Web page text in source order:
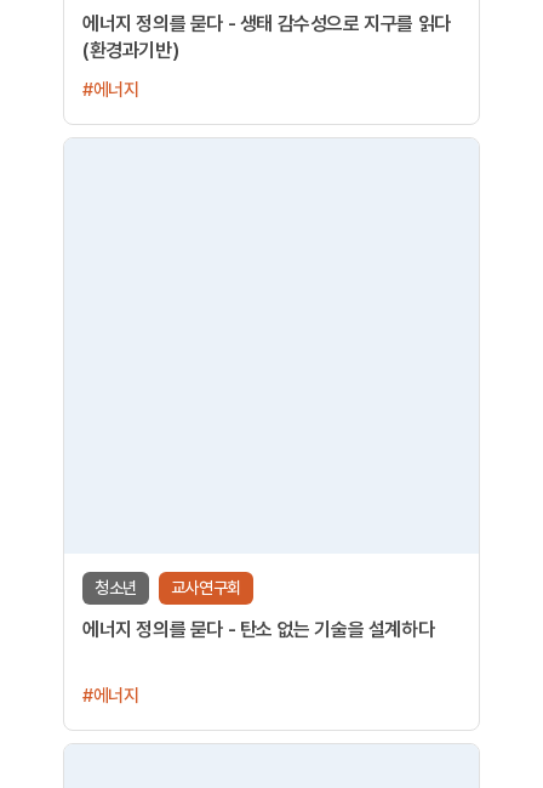
에너지 정의를 묻다 - 생태 감수성으로 지구를 읽다
(환경과기반)
#에너지
청소년 교사연구회
에너지 정의를 묻다 - 탄소 없는 기술을 설계하다
#에너지